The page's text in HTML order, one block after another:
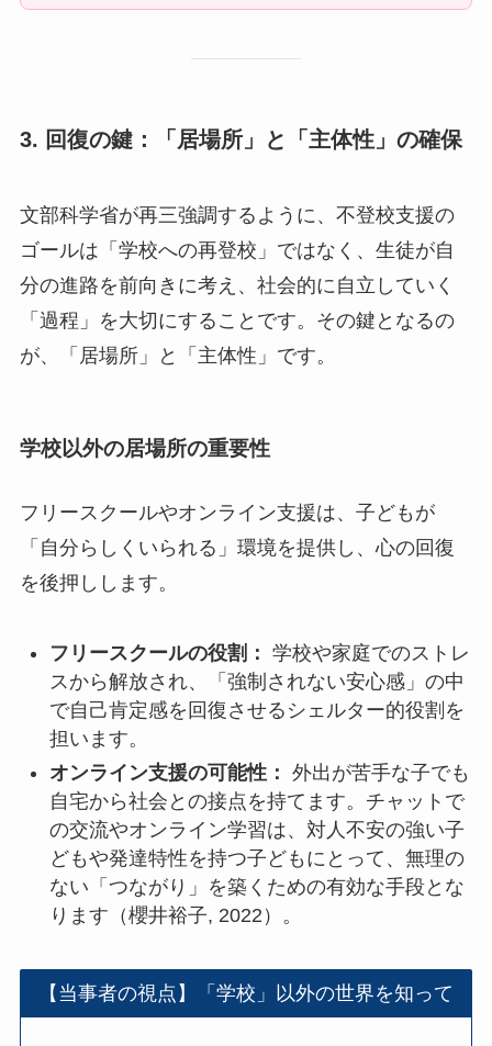
3. 回復の鍵：「居場所」と「主体性」の確保
文部科学省が再三強調するように、不登校支援の
ゴールは「学校への再登校」ではなく、生徒が自
分の進路を前向きに考え、社会的に自立していく
「過程」を大切にすることです。その鍵となるの
が、「居場所」と「主体性」です。
学校以外の居場所の重要性
フリースクールやオンライン支援は、子どもが
「自分らしくいられる」環境を提供し、心の回復
を後押しします。
フリースクールの役割： 学校や家庭でのストレ
スから解放され、「強制されない安心感」の中
で自己肯定感を回復させるシェルター的役割を
担います。
オンライン支援の可能性： 外出が苦手な子でも
自宅から社会との接点を持てます。チャットで
の交流やオンライン学習は、対人不安の強い子
どもや発達特性を持つ子どもにとって、無理の
ない「つながり」を築くための有効な手段とな
ります（櫻井裕子, 2022）。
【当事者の視点】「学校」以外の世界を知って